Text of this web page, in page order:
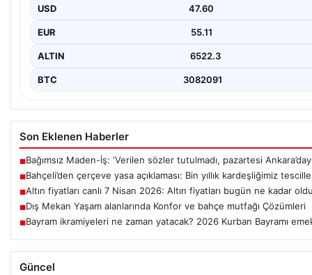
USD 47.60
EUR 55.11
ALTIN 6522.3
BTC 3082091
Son Eklenen Haberler
■Bağımsız Maden-İş: ‘Verilen sözler tutulmadı, pazartesi
■Bahçeli’den çerçeve yasa açıklaması: Bin yıllık kardeşliğimiz
■Altın fiyatları canlı 7 Nisan 2026: Altın fiyatları bugün ne kadar
■Dış Mekan Yaşam alanlarında Konfor ve bahçe mutfağı Çözümleri
■Bayram ikramiyeleri ne zaman yatacak? 2026 Kurban Bayramı
Güncel